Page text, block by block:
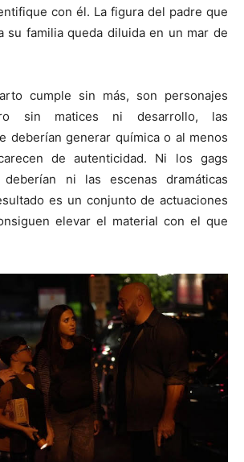
con él. La figura del padre que
su familia queda diluida en un mar de
cumple sin más, son personajes
sin matices ni desarrollo, las
deberían generar química o al menos
de autenticidad. Ni los gags
ni las escenas dramáticas
es un conjunto de actuaciones
elevar el material con el que